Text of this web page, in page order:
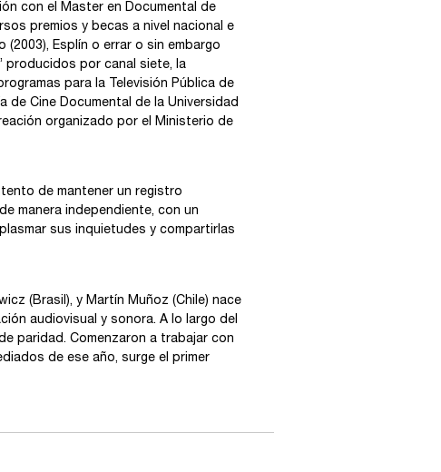
con el Master en Documental de
premios y becas a nivel nacional e
Esplín o errar o sin embargo
producidos por canal siete, la
para la Televisión Pública de
de Cine Documental de la Universidad
organizado por el Ministerio de
de mantener un registro
manera independiente, con un
sus inquietudes y compartirlas
(Brasil), y Martín Muñoz (Chile) nace
audiovisual y sonora. A lo largo del
paridad. Comenzaron a trabajar con
de ese año, surge el primer